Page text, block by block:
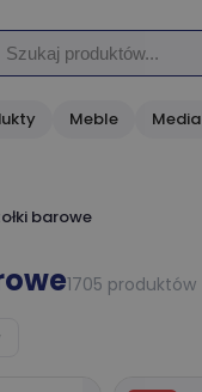
Meble Media
barowe
1705 produktów